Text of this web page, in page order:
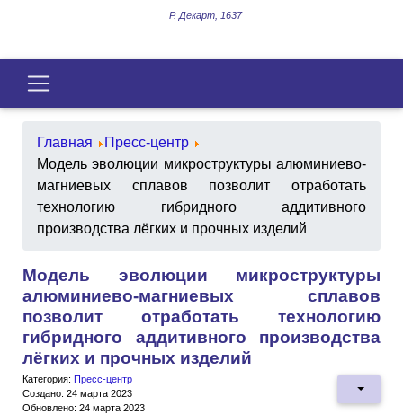
Р. Декарт, 1637
Главная
Пресс-центр
Модель эволюции микроструктуры алюминиево-
магниевых сплавов позволит отработать
технологию гибридного аддитивного
производства лёгких и прочных изделий
Модель эволюции микроструктуры
алюминиево-магниевых сплавов
позволит отработать технологию
гибридного аддитивного производства
лёгких и прочных изделий
Категория: Пресс-центр
Создано: 24 марта 2023
Обновлено: 24 марта 2023